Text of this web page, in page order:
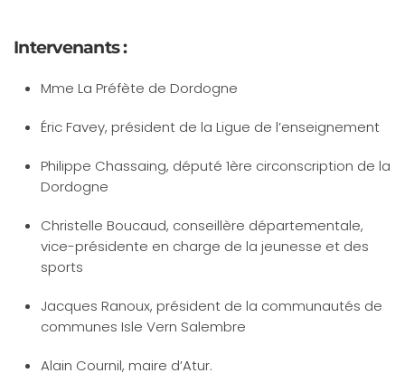
Intervenants :
Mme La Préfète de Dordogne
Éric Favey, président de la Ligue de l’enseignement
Philippe Chassaing, député 1ère circonscription de la
Dordogne
Christelle Boucaud, conseillère départementale,
vice-présidente en charge de la jeunesse et des
sports
Jacques Ranoux, président de la communautés de
communes Isle Vern Salembre
Alain Cournil, maire d’Atur.